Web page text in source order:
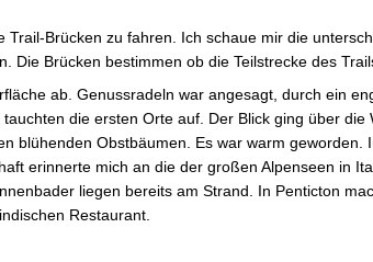
Brücken zu fahren. Ich schaue mir die
Die Brücken bestimmen ob die Teilstrecke des
ab. Genussradeln war angesagt, durch ein
die ersten Orte auf. Der Blick ging über
blühenden Obstbäumen. Es war warm geworden.
erinnerte mich an die der großen Alpenseen in
liegen bereits am Strand. In Penticton
Restaurant.